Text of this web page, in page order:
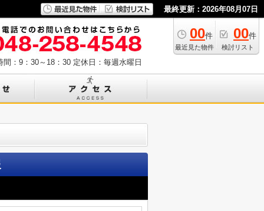
最終更新：2026年08月07日
00件
最近見た物件
00件
検討リスト
間：9：30～18：30 定休日：毎週水曜日